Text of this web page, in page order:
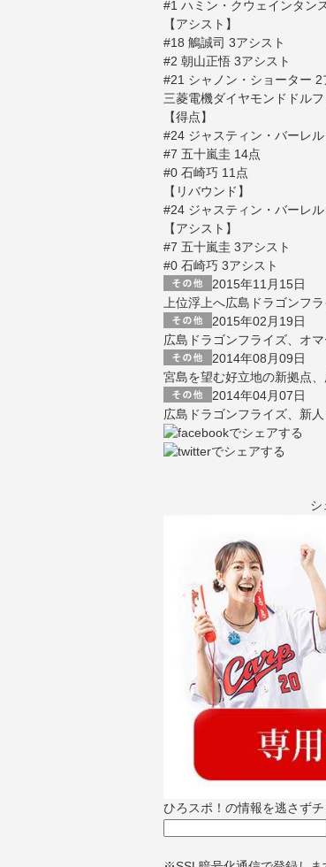
#1 ハミン・クウェインタン
【アシスト】
#18 鵤誠司 3アシスト
#2 朝山正悟 3アシスト
#21 シャノン・ショーター 2
三菱電機ダイヤモンドドル
【得点】
#24 ジャスティン・バーレ
#7 五十嵐圭 14点
#0 石崎巧 11点
【リバウンド】
#24 ジャスティン・バーレ
【アシスト】
#7 五十嵐圭 3アシスト
#0 石崎巧 3アシスト
2015年11月15日
上位浮上へ広島ドラゴンフ
2015年02月19日
広島ドラゴンフライズ、オ
2014年08月09日
宮島を望む好立地の新拠点
2014年04月07日
広島ドラゴンフライズ、新
シ
ひろスポ！の情報を逃さずチ